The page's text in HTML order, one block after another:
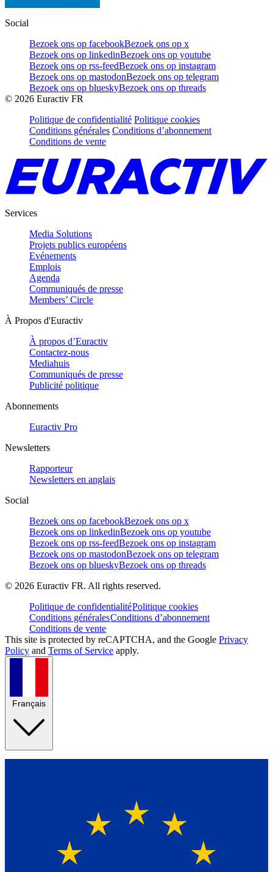
Social
Bezoek ons op facebookBezoek ons op x
Bezoek ons op linkedinBezoek ons op youtube
Bezoek ons op rss-feedBezoek ons op instagram
Bezoek ons op mastodonBezoek ons op telegram
Bezoek ons op blueskyBezoek ons op threads
© 2026 Euractiv FR
Politique de confidentialité Politique cookies
Conditions générales Conditions d’abonnement
Conditions de vente
Services
Media Solutions
Projets publics européens
Evénements
Emplois
Agenda
Communiqués de presse
Members’ Circle
À Propos d'Euractiv
À propos d’Euractiv
Contactez-nous
Mediahuis
Communiqués de presse
Publicité politique
Abonnements
Euractiv Pro
Newsletters
Rapporteur
Newsletters en anglais
Social
Bezoek ons op facebookBezoek ons op x
Bezoek ons op linkedinBezoek ons op youtube
Bezoek ons op rss-feedBezoek ons op instagram
Bezoek ons op mastodonBezoek ons op telegram
Bezoek ons op blueskyBezoek ons op threads
© 2026 Euractiv FR. All rights reserved.
Politique de confidentialitéPolitique cookies
Conditions généralesConditions d’abonnement
Conditions de vente
This site is protected by reCAPTCHA, and the Google Privacy
Policy and Terms of Service apply.
Français